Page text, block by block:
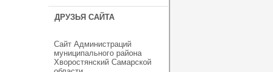
ДРУЗЬЯ САЙТА
Сайт Администраций
муниципального района
Хворостянский Самарской